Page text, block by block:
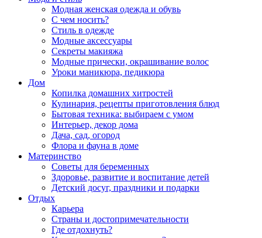
Модная женская одежда и обувь
С чем носить?
Стиль в одежде
Модные аксессуары
Секреты макияжа
Модные прически, окрашивание волос
Уроки маникюра, педикюра
Дом
Копилка домашних хитростей
Кулинария, рецепты приготовления блюд
Бытовая техника: выбираем с умом
Интерьер, декор дома
Дача, сад, огород
Флора и фауна в доме
Материнство
Советы для беременных
Здоровье, развитие и воспитание детей
Детский досуг, праздники и подарки
Отдых
Карьера
Страны и достопримечательности
Где отдохнуть?